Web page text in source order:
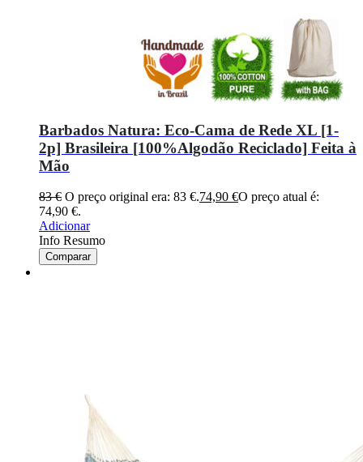
Barbados Natura: Eco-Cama de Rede XL [1-
2p] Brasileira [100%Algodão Reciclado] Feita à
Mão
83€ O preço original era: 83 €.74,90 €O preço atual é:
74,90 €.
Adicionar
Info Resumo
Comparar